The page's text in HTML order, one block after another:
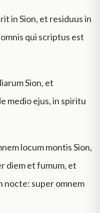
in Sion, et residuus in
qui scriptus est
Sion, et
medio ejus, in spiritu
locum montis Sion,
diem et fumum, et
nocte: super omnem